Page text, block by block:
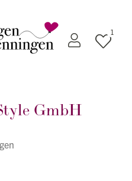
1
GmbH